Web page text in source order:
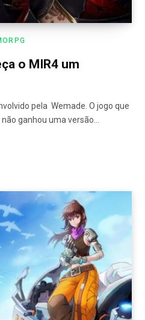
o MIR4 um
pela Wemade. O jogo que
ganhou uma versão…